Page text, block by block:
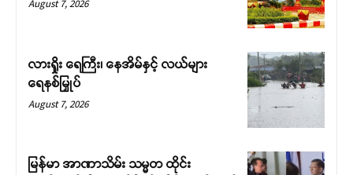
August 7, 2026
လားရှိုး ရေကြီး၊ နေအိမ်နှင့် လယ်များ
ရေနစ်မြှုပ်
August 7, 2026
မြန်မာ အာဏာသိမ်း သမ္မတ ထိုင်း